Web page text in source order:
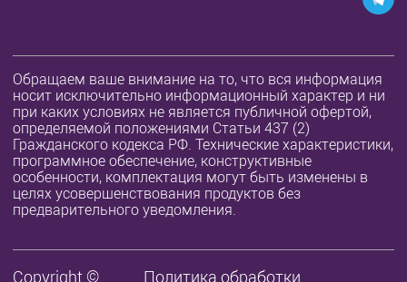
Обращаем ваше внимание на то, что вся информация
носит исключительно информационный характер и ни
при каких условиях не является публичной офертой,
определяемой положениями Статьи 437 (2)
Гражданского кодекса РФ. Технические характеристики,
программное обеспечение, конструктивные
особенности, комплектация могут быть изменены в
целях усовершенствования продуктов без
предварительного уведомления.
Copyright © Политика обработки